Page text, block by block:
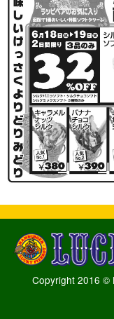
Copyright 2016 ©